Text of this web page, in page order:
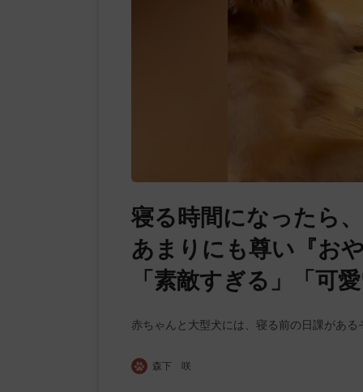
寝る時間になったら
あまりにも尊い『お
「素敵すぎる」「可
赤ちゃんと大型犬には、寝る前の日課があ
森下 咲